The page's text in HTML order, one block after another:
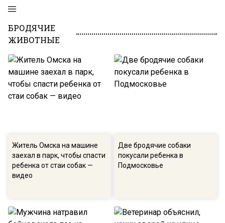
БРОДЯЧИЕ
ЖИВОТНЫЕ
Житель Омска на машине
заехал в парк, чтобы спасти
ребенка от стаи собак —
видео
Две бродячие собаки
покусали ребенка в
Подмосковье